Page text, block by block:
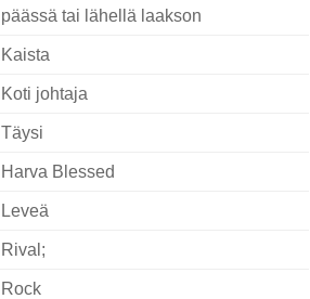
päässä tai lähellä laakson
Kaista
Koti johtaja
Täysi
Harva Blessed
Leveä
Rival;
Rock